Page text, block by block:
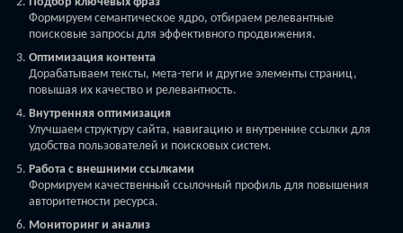
Формируем семантическое ядро, отбираем релевантные
поисковые запросы для эффективного продвижения.
Оптимизация контента
Дорабатываем тексты, мета-теги и другие элементы страниц,
повышая их качество и релевантность.
Внутренняя оптимизация
Улучшаем структуру сайта, навигацию и внутренние ссылки для
удобства пользователей и поисковых систем.
Работа с внешними ссылками
Формируем качественный ссылочный профиль для повышения
авторитетности ресурса.
Мониторинг и анализ